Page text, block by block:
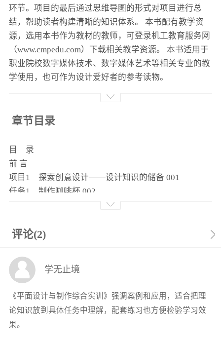
环节。项目的最后通过思维导图的形式对项目进行总
结，帮助读者构建清晰的知识体系。 本书配有教学资
源，选用本书作为教材的教师，可登录机工教育服务网
（www.cmpedu.com）下载相关教学资源。 本书适用于
职业院校数字媒体技术、数字媒体艺术等相关专业的教
学使用，也可作为设计爱好者的参考读物。
章节目录
目 录
前 言
项目1 探索创意设计——设计知识的储备 001
任务1 制作咖啡杯 002
图像基础知识｜美术基础知识｜Photoshop简介｜
任务2 设计麻辣小龙虾海报 017
基本操作｜画布的基本操作
项目2 设计平面作品——基础工具的应用 028
选区工具｜橡皮擦工具
任务2 设计表情符号 037
绘画工具｜填充工具
评论(2)
学无止境
《平面设计与制作综合实训》强调案例和应用，适合把理
论知识放到具体任务中理解，配套练习也方便检验学习效
果。